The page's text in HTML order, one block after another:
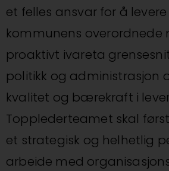
et felles ansvar for å
kommunens overordnede
proaktivt ivareta
politikk og administrasjon
kvalitet og bærekraft i
Topplederteamet skal
et strategisk og helhetlig
arbeide med